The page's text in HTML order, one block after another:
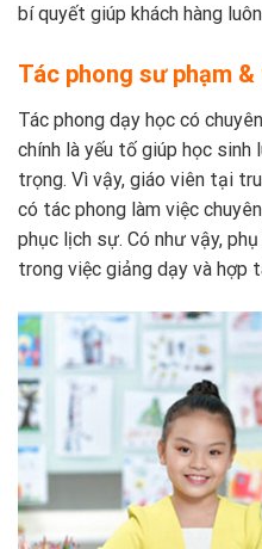
bí quyết giúp khách hàng
Tác phong sư phạm
Tác phong dạy học có
chính là yếu tố giúp học sinh
trọng. Vì vậy, giáo viên tại
có tác phong làm việc
phục lịch sự. Có như vậy,
trong việc giảng dạy và hợp